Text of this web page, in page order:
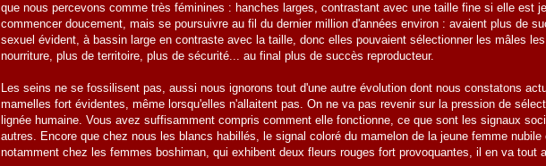
que nous percevons comme très féminines : hanches larges, contrastant avec une taille fine si elle est
commencer doucement, mais se poursuivre au fil du dernier million d'années environ : avaient plus de
sexuel évident, à bassin large en contraste avec la taille, donc elles pouvaient sélectionner les mâles
nourriture, plus de territoire, plus de sécurité... au final plus de succès reproducteur.
Les seins ne se fossilisent pas, aussi nous ignorons tout d'une autre évolution dont nous constatons
mamelles fort évidentes, même lorsqu'elles n'allaitent pas. On ne va pas revenir sur la pression de
lignée humaine. Vous avez suffisamment compris comment elle fonctionne, ce que sont les signaux
autres. Encore que chez nous les blancs habillés, le signal coloré du mamelon de la jeune femme
notamment chez les femmes boshiman, qui exhibent deux fleurs rouges fort provoquantes, il en va tout